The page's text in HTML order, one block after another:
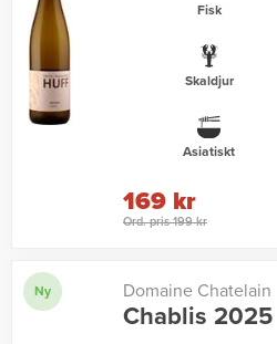
Fisk
Skaldjur
Asiatiskt
Ord. pris 199 kr
169 kr
Ny Domaine Chatelain
Chablis 2025